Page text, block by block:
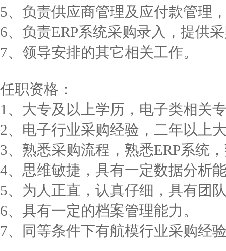
5、负责供应商管理及应付款管理
6、负责ERP系统采购录入，提供
7、领导安排的其它相关工作。
任职资格：
1、大专及以上学历，电子类相关
2、电子行业采购经验，二年以上
3、熟悉采购流程，熟悉ERP系统
4、思维敏捷，具有一定数据分析
5、为人正直，认真仔细，具有团
6、具有一定的档案管理能力。
7、同等条件下有航模行业采购经